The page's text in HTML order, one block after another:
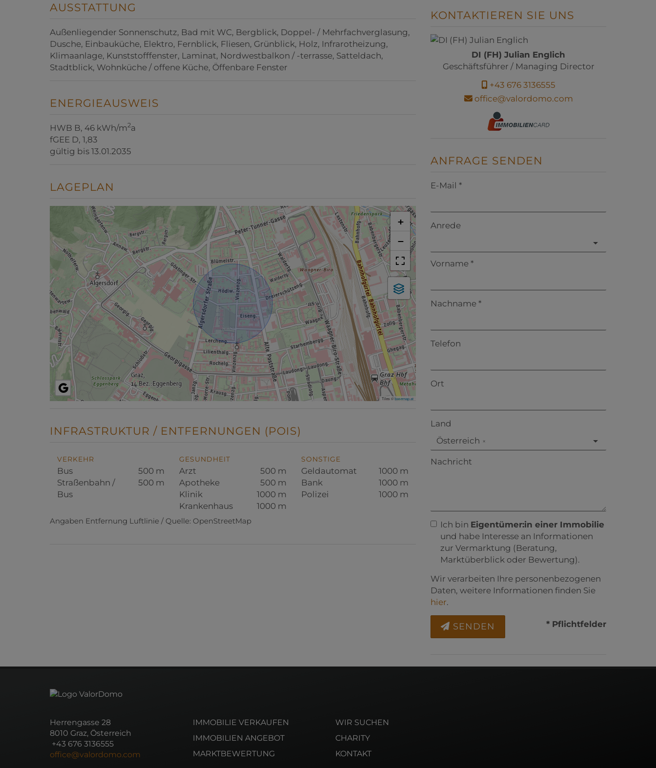
AUSSTATTUNG
Außenliegender Sonnenschutz Bad mit WC Bergblick Doppel- / Mehrfachverglasung
Dusche Einbauküche Elektro Fernblick Fliesen Grünblick Holz Infrarotheizung
Klimaanlage Kunststofffenster Laminat Nordwestbalkon / -terrasse Satteldach
Stadtblick Wohnküche / offene Küche Öffenbare Fenster
ENERGIEAUSWEIS
HWB B, 46 kWh/m2a
fGEE D, 1,83
gültig bis 13.01.2035
LAGEPLAN
+
−
Tiles ©basemap.at
INFRASTRUKTUR / ENTFERNUNGEN (POIS)
VERKEHR
Bus
500 m
Straßenbahn /
Bus
500 m
GESUNDHEIT
Arzt
500 m
Apotheke
500 m
Klinik
1000 m
Krankenhaus
1000 m
SONSTIGE
Geldautomat
1000 m
Bank
1000 m
Polizei
1000 m
Angaben Entfernung Luftlinie / Quelle: OpenStreetMap
KONTAKTIEREN SIE UNS
DI (FH) Julian Englich
Geschäftsführer / Managing Director
+43 676 3136555
office@valordomo.com
ANFRAGE SENDEN
E-Mail
Anrede
Vorname
Nachname
Telefon
Ort
Land
Österreich ×
Nachricht
Ich bin Eigentümer:in einer Immobilie
und habe Interesse an Informationen
zur Vermarktung (Beratung,
Marktüberblick oder Bewertung).
Wir verarbeiten Ihre personenbezogenen
Daten, weitere Informationen finden Sie
hier.
SENDEN * Pflichtfelder
Herrengasse 28
8010 Graz, Österreich
+43 676 3136555
office@valordomo.com
IMMOBILIE VERKAUFEN
IMMOBILIEN ANGEBOT
MARKTBEWERTUNG
WIR SUCHEN
CHARITY
KONTAKT